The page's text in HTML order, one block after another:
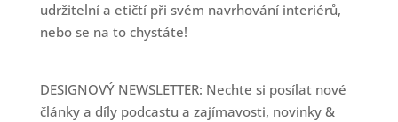
udržitelní a etičtí při svém navrhování interiérů,
nebo se na to chystáte!
DESIGNOVÝ NEWSLETTER: Nechte si posílat nové
články a díly podcastu a zajímavosti, novinky &